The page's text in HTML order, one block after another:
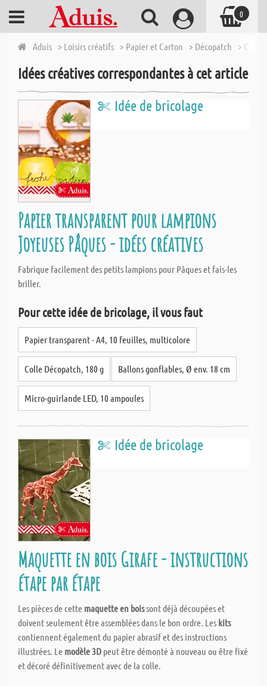
Aduis > Loisirs créatifs > Papier et Carton > Décopatch > Colle
Idées créatives correspondantes à cet article
Idée de bricolage
Papier transparent pour lampions
Joyeuses Pâques - idées créatives
Fabrique facilement des petits lampions pour Pâques et fais-les
briller.
Pour cette idée de bricolage, il vous faut
Papier transparent - A4, 10 feuilles, multicolore
Colle Décopatch, 180 g Ballons gonflables, Ø env. 18 cm
Micro-guirlande LED, 10 ampoules
Idée de bricolage
Maquette en bois Girafe - instructions
étape par étape
Les pièces de cette maquette en boissont déjà découpées et
doivent seulement être assemblées dans le bon ordre. Les kits
contiennent également du papier abrasif et des instructions
illustrées. Le modèle 3D peut être démonté à nouveau ou être fixé
et décoré définitivement avec de la colle.
0